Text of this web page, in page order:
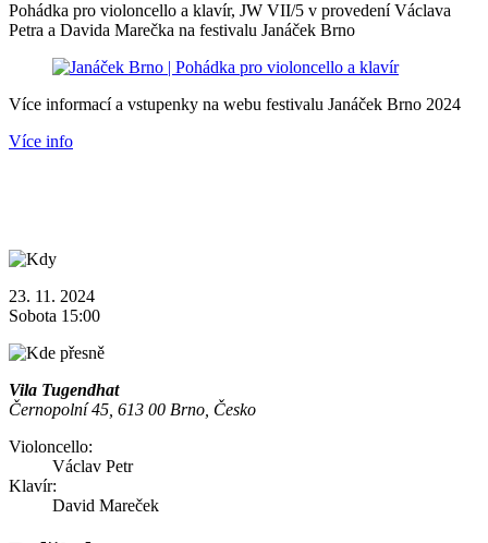
Pohádka pro violoncello a klavír, JW VII/5 v provedení Václava
Petra a Davida Marečka na festivalu Janáček Brno
Více informací a vstupenky na webu festivalu Janáček Brno 2024
Více info
23. 11. 2024
Sobota 15:00
Vila Tugendhat
Černopolní 45, 613 00 Brno, Česko
Violoncello:
Václav Petr
Klavír:
David Mareček